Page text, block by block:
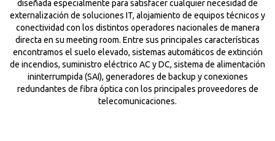
diseñada especialmente para satisfacer cualquier necesidad de
externalización de soluciones IT, alojamiento de equipos técnicos y
conectividad con los distintos operadores nacionales de manera
directa en su meeting room. Entre sus principales características
encontramos el suelo elevado, sistemas automáticos de extinción
de incendios, suministro eléctrico AC y DC, sistema de alimentación
ininterrumpida (SAI), generadores de backup y conexiones
redundantes de fibra óptica con los principales proveedores de
telecomunicaciones.